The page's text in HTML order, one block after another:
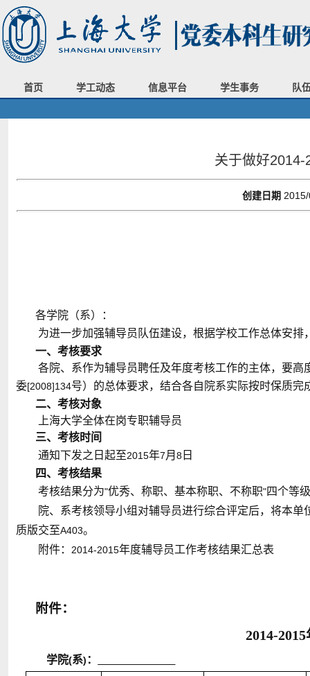
首页 学工动态 信息平台 学生事务 队
关于做好
创建日期
各学院（系）：
为进一步加强辅导员队伍建设，根据学校工作总体安排
一、考核要求
各院、系作为辅导员聘任及年度考核工作的主体，要
委[2008]134号）的总体要求，结合各自院系实际按时保质完
二、考核对象
上海大学全体在岗专职辅导员
三、考核时间
通知下发之日起至2015年7月8 日
四、考核结果
考核结果分为"优秀、称职、基本称职、不称职"四个等
院、系考核领导小组对辅导员进行综合评定后，将本单
质版交至A403。
附件： 2014-2015年度辅导员工作考核结果汇总表
附件：
2014-2015
学院(系)：